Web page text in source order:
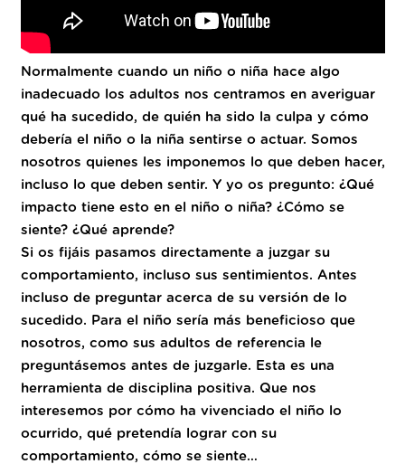
Normalmente cuando un niño o niña hace algo
inadecuado los adultos nos centramos en averiguar
qué ha sucedido, de quién ha sido la culpa y cómo
debería el niño o la niña sentirse o actuar. Somos
nosotros quienes les imponemos lo que deben hacer,
incluso lo que deben sentir. Y yo os pregunto: ¿Qué
impacto tiene esto en el niño o niña? ¿Cómo se
siente? ¿Qué aprende?
Si os fijáis pasamos directamente a juzgar su
comportamiento, incluso sus sentimientos. Antes
incluso de preguntar acerca de su versión de lo
sucedido. Para el niño sería más beneficioso que
nosotros, como sus adultos de referencia le
preguntásemos antes de juzgarle. Esta es una
herramienta de disciplina positiva. Que nos
interesemos por cómo ha vivenciado el niño lo
ocurrido, qué pretendía lograr con su
comportamiento, cómo se siente…